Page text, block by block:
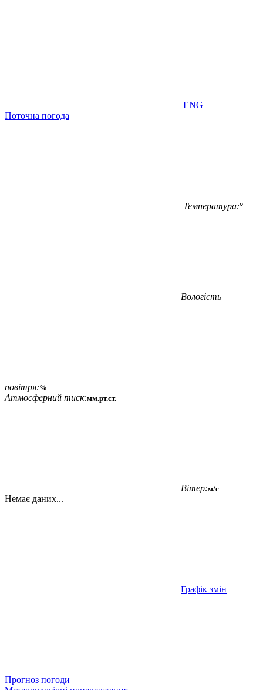
ENG
Поточна погода
Температура:°
Вологість
повітря:%
Атмосферний тиск:мм.рт.ст.
Вітер:м/с
Немає даних...
Графік змін
Прогноз погоди